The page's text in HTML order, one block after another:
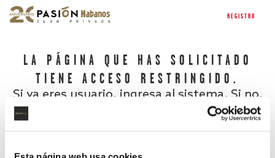
REGISTRO
LA PÁGINA QUE HAS SOLICITADO
TIENE ACCESO RESTRINGIDO.
Si ya eres usuario, ingresa al sistema. Si no,